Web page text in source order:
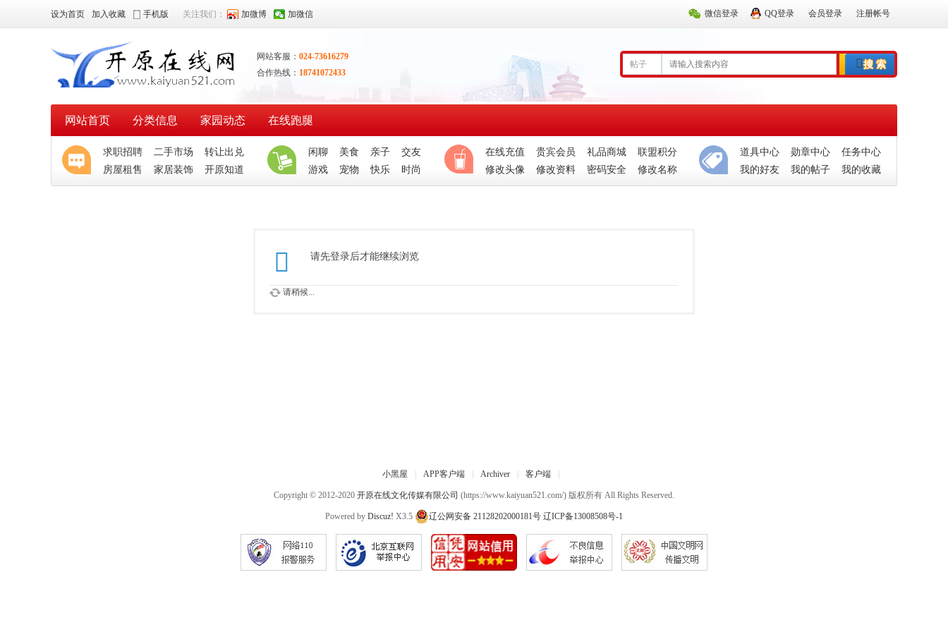
微信登录 QQ登录 会员登录 注册帐号
设为首页 加入收藏 手机版 关注我们： 加微博 加微信
网站客服： 024-73616279
合作热线： 18741072433
帖子 搜 索
网站首页 分类信息 家园动态 在线跑腿
求职招聘 二手市场
转让出兑
房屋租售
家居装饰 开原知道
闲聊 美食 亲子
交友
游戏
宠物 快乐 时尚
在线充值 贵宾会员 礼品商城
联盟积分
修改头像
修改资料 密码安全 修改名称
道具中心 勋章中心
任务中心
我的好友
我的帖子 我的收藏
请先登录后才能继续浏览
请稍候...
小黑屋 APP客户端 Archiver 客户端
Copyright © 2012-2020 开原在线文化传媒有限公司 (https://www.kaiyuan521.com/) 版权所有 All Rights Reserved.
Powered by Discuz! X3.5 辽公网安备 21128202000181号 辽ICP备13008508号-1